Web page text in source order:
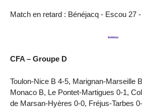
Match en retard : ‌Bénéjacq - Escou 27
CFA – Groupe D
Toulon-Nice B 4-5, Marignan-Marseille
Monaco B, Le Pontet-Martigues 0-1,
de Marsan-Hyères 0-0, Fréjus-Tarbes